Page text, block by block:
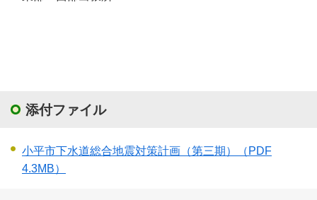
添付ファイル
小平市下水道総合地震対策計画（第三期）
（PDF
4.3MB）